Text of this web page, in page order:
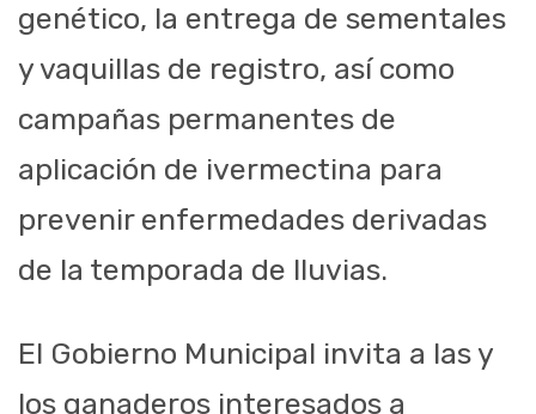
genético, la entrega de sementales
y vaquillas de registro, así como
campañas permanentes de
aplicación de ivermectina para
prevenir enfermedades derivadas
de la temporada de lluvias.
El Gobierno Municipal invita a las y
los ganaderos interesados a